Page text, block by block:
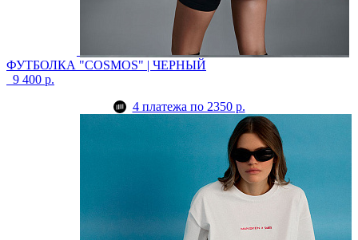
ФУТБОЛКА "COSMOS" | ЧЕРНЫЙ
9 400 р.
4 платежа по 2350 р.